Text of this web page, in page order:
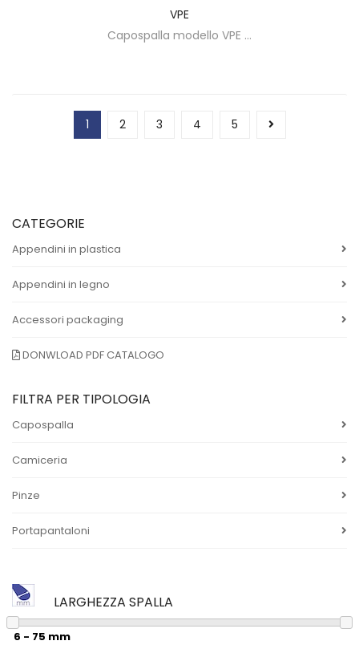
VPE
Capospalla modello VPE ...
1 2 3 4 5
CATEGORIE
Appendini in plastica
Appendini in legno
Accessori packaging
DONWLOAD PDF CATALOGO
FILTRA PER TIPOLOGIA
Capospalla
Camiceria
Pinze
Portapantaloni
LARGHEZZA SPALLA